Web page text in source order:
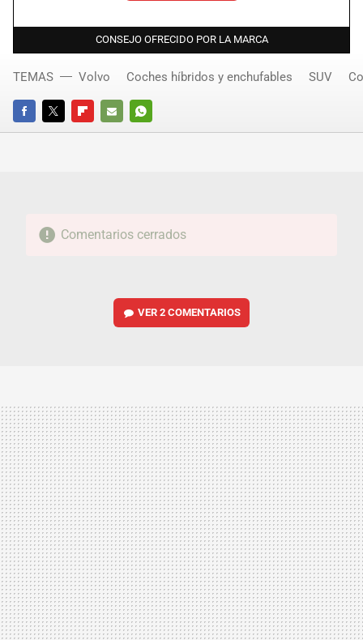
CONSEJO OFRECIDO POR LA MARCA
FACEBOOKTWITTERFLIPBOARD
E-
WHATSAPP
TEMAS Volvo Coches híbridos y enchufables SUV
Comentarios cerrados
VER2 COMENTARIOS